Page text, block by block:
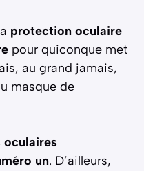
protection oculaire
pour quiconque met
au grand jamais,
masque de
oculaires
un. D’ailleurs,